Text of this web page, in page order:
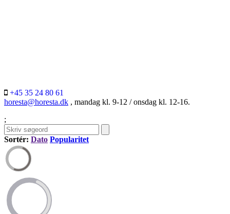
+45 35 24 80 61
horesta@horesta.dk , mandag kl. 9-12 / onsdag kl. 12-16.
;
Sortér: Dato Popularitet